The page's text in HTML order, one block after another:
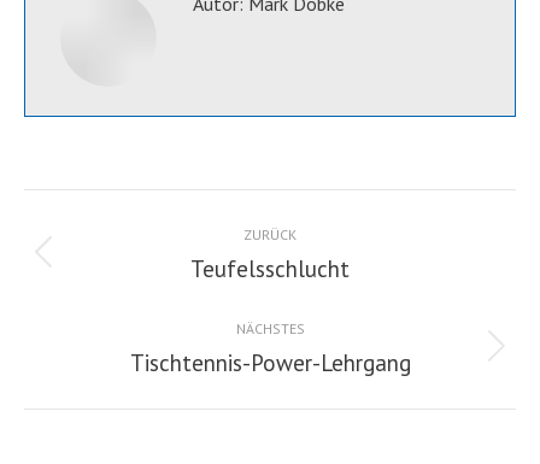
Kommentarnavigation
ZURÜCK
Vorheriger
Teufelsschlucht
NÄCHSTES
Nächster
Tischtennis-Power-Lehrgang